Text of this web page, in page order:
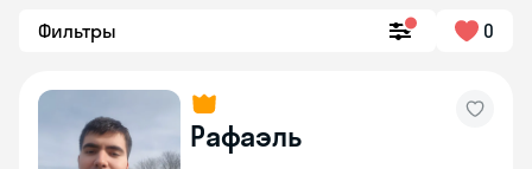
Фильтры 0
Рафаэль